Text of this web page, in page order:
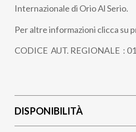
Internazionale di Orio Al Serio.
Per altre informazioni clicca su
CODICE AUT. REGIONALE :
DISPONIBILITÀ